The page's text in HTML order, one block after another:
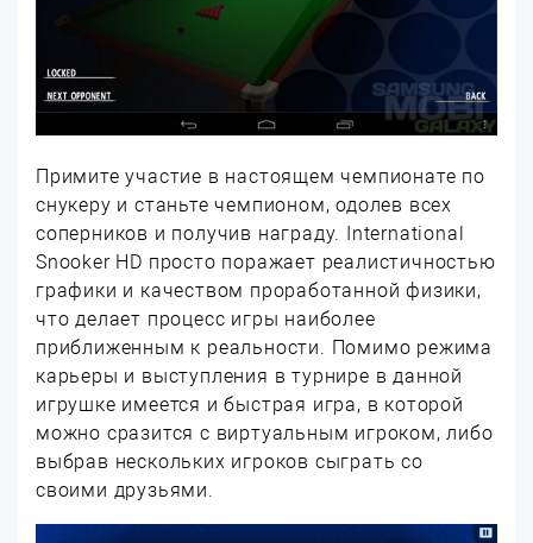
Примите участие в настоящем чемпионате по
снукеру и станьте чемпионом, одолев всех
соперников и получив награду. International
Snooker HD просто поражает реалистичностью
графики и качеством проработанной физики,
что делает процесс игры наиболее
приближенным к реальности. Помимо режима
карьеры и выступления в турнире в данной
игрушке имеется и быстрая игра, в которой
можно сразится с виртуальным игроком, либо
выбрав нескольких игроков сыграть со
своими друзьями.